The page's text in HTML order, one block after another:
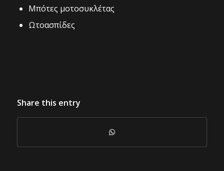
Μπότες μοτοσυκλέτας
Ωτοασπίδες
Share this entry